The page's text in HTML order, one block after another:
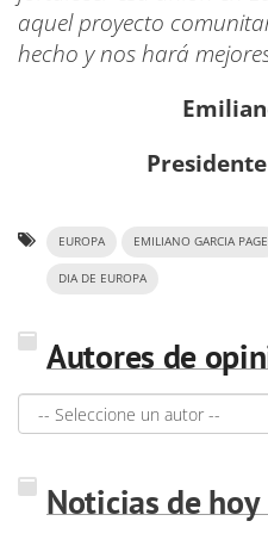
aquel proyecto
hecho y nos hará
EUROPA EMILIANO GARCIA PAGE
DIA DE EUROPA
Autores de
Noticias de hoy